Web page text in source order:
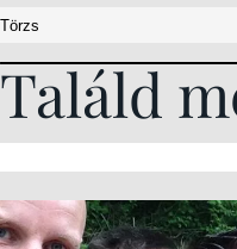
Találd